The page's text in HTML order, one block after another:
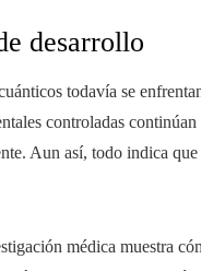
desarrollo
todavía se
controladas
Aun así, todo indica
médica muestra